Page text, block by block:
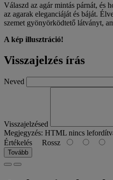
Válaszd az agár mintás párnát, és
az agarak eleganciáját és báját.
szemet gyönyörködtető látványt,
A kép illusztráció!
Visszajelzés írás
Neved
Visszajelzésed
Megjegyzés: HTML nincs
Értékelés Rossz
Tovább